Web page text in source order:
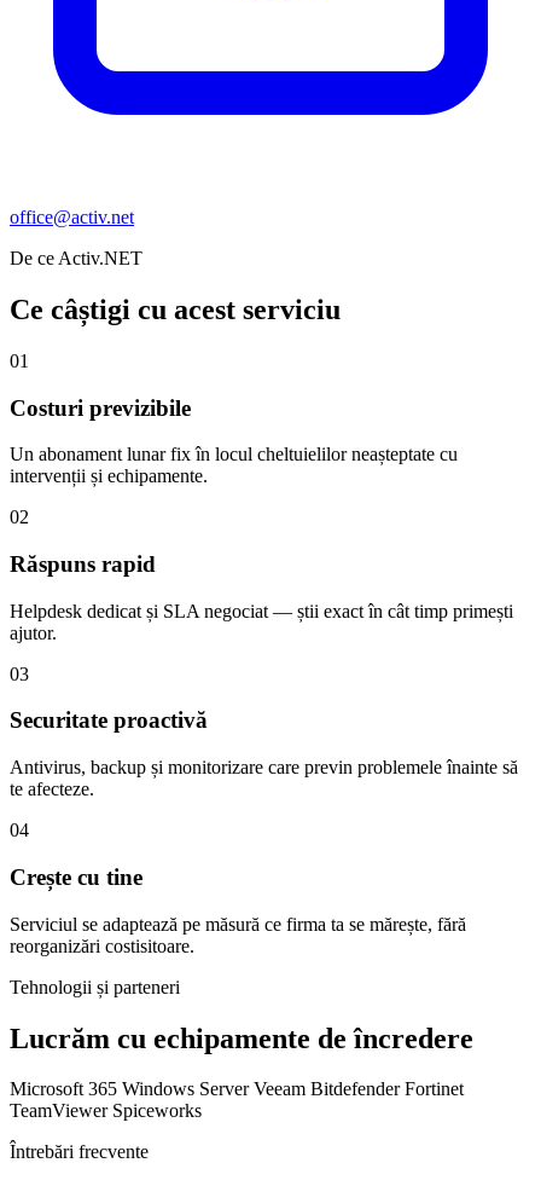
office@activ.net
De ce Activ.NET
Ce câștigi cu acest serviciu
01
Costuri previzibile
Un abonament lunar fix în locul cheltuielilor neașteptate cu
intervenții și echipamente.
02
Răspuns rapid
Helpdesk dedicat și SLA negociat — știi exact în cât timp primești
ajutor.
03
Securitate proactivă
Antivirus, backup și monitorizare care previn problemele înainte să
te afecteze.
04
Crește cu tine
Serviciul se adaptează pe măsură ce firma ta se mărește, fără
reorganizări costisitoare.
Tehnologii și parteneri
Lucrăm cu echipamente de încredere
Microsoft 365 Windows Server Veeam Bitdefender Fortinet
TeamViewer Spiceworks
Întrebări frecvente